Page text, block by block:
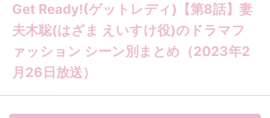
Get Ready!(ゲットレディ)【第8話】妻
夫木聡(はざま えいすけ役)のドラマフ
ァッション シーン別まとめ（2023年2
月26日放送）